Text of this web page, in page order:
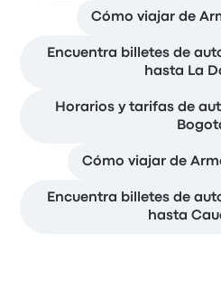
Cómo viajar de
Encuentra billetes de
hasta La
Horarios y tarifas de
Cómo viajar de
Encuentra billetes de
hasta